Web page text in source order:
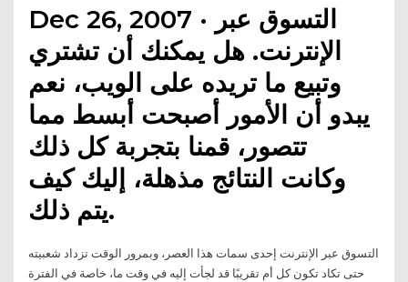
Dec 26, 2007 · التسوق عبر
الإنترنت. هل يمكنك أن تشتري
وتبيع ما تريده على الويب، نعم
يبدو أن الأمور أصبحت أبسط مما
تتصور، قمنا بتجربة كل ذلك
وكانت النتائج مذهلة، إليك كيف
يتم ذلك.
التسوق عبر الإنترنت إحدى سمات هذا العصر، وبمرور الوقت تزداد شعبيته
حتى تكاد تكون كل أم تقريبًا قد لجأت إليه في وقت ما، خاصة في الفترة